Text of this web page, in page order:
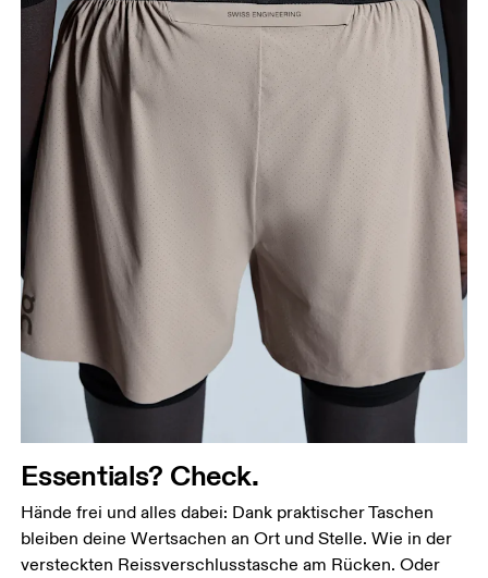
Essentials? Check.
Hände frei und alles dabei: Dank praktischer Taschen
bleiben deine Wertsachen an Ort und Stelle. Wie in der
versteckten Reissverschlusstasche am Rücken. Oder